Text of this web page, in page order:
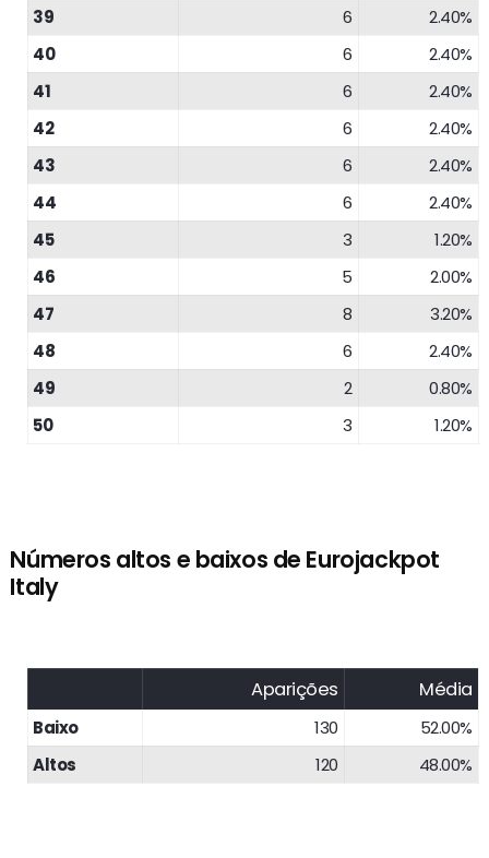
39
6
2.40%
40
6
2.40%
41
6
2.40%
42
6
2.40%
43
6
2.40%
44
6
2.40%
45
3
1.20%
46
5
2.00%
47
8
3.20%
48
6
2.40%
49
2
0.80%
50
3 1.20%
Números altos e baixos de Eurojackpot
Italy
Aparições Média
Baixo 130
52.00%
Altos
120 48.00%